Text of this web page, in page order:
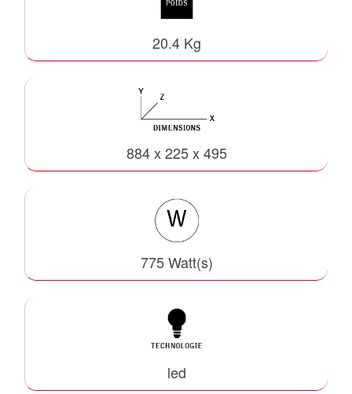
20.4 Kg
884 x 225 x 495
775 Watt(s)
led